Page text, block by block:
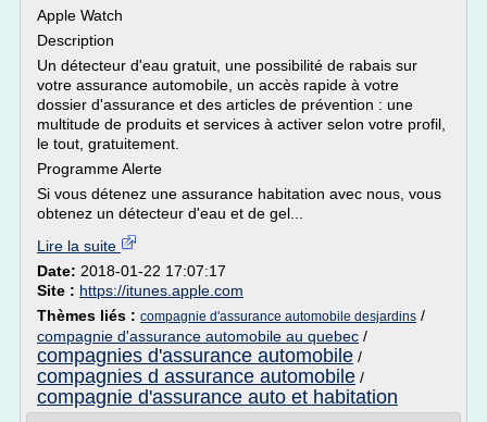
Apple Watch
Description
Un détecteur d'eau gratuit, une possibilité de rabais sur
votre assurance automobile, un accès rapide à votre
dossier d'assurance et des articles de prévention : une
multitude de produits et services à activer selon votre profil,
le tout, gratuitement.
Programme Alerte
Si vous détenez une assurance habitation avec nous, vous
obtenez un détecteur d'eau et de gel...
Lire la suite
Date: 2018-01-22 17:07:17
Site : https://itunes.apple.com
Thèmes liés : compagnie d'assurance automobile desjardins /
compagnie d'assurance automobile au quebec /
compagnies d'assurance automobile /
compagnies d assurance automobile /
compagnie d'assurance auto et habitation